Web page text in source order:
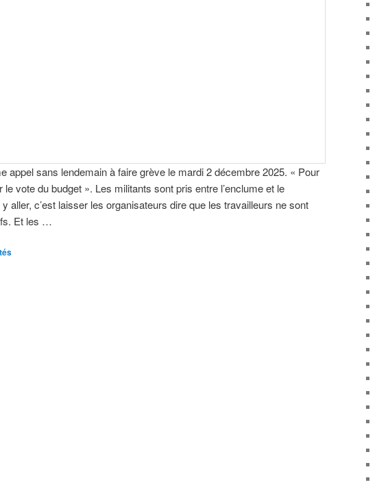
appel sans lendemain à faire grève le mardi 2 décembre 2025. « Pour
le vote du budget ». Les militants sont pris entre l’enclume et le
aller, c’est laisser les organisateurs dire que les travailleurs ne sont
Et les …